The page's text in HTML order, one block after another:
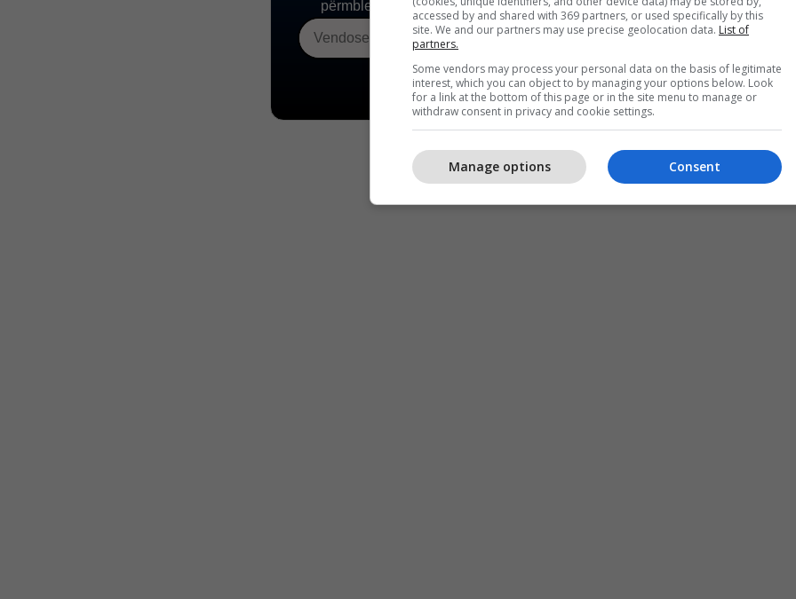
accessed by and shared with 369 partners, or used specifically by this
site. We and our partners may use precise geolocation data. List of
partners.
Some vendors may process your personal data on the basis of legitimate
interest, which you can object to by managing your options below. Look
for a link at the bottom of this page or in the site menu to manage or
withdraw consent in privacy and cookie settings.
Consent
Manage options